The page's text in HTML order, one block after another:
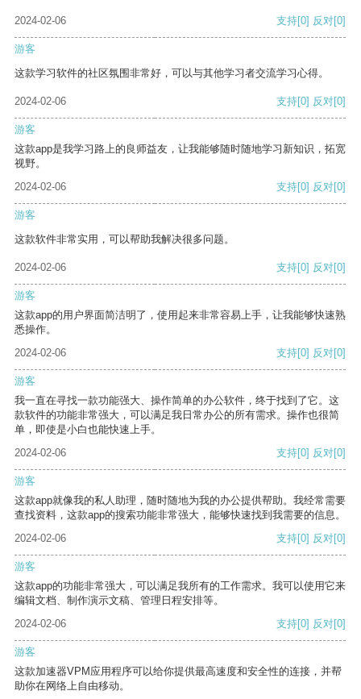
2024-02-06 支持[0] 反对[0]
游客
这款学习软件的社区氛围非常好，可以与其他学习者交流学习心得。
2024-02-06 支持[0] 反对[0]
游客
这款app是我学习路上的良师益友，让我能够随时随地学习新知识，拓宽
视野。
2024-02-06
支持[0] 反对[0]
游客
这款软件非常实用，可以帮助我解决很多问题。
2024-02-06 支持[0] 反对[0]
游客
这款app的用户界面简洁明了，使用起来非常容易上手，让我能够快速熟
悉操作。
2024-02-06
支持[0] 反对[0]
游客
我一直在寻找一款功能强大、操作简单的办公软件，终于找到了它。这
款软件的功能非常强大，可以满足我日常办公的所有需求。操作也很简
单，即使是小白也能快速上手。
2024-02-06
支持[0] 反对[0]
游客
这款app就像我的私人助理，随时随地为我的办公提供帮助。我经常需要
查找资料，这款app的搜索功能非常强大，能够快速找到我需要的信息。
2024-02-06
支持[0] 反对[0]
游客
这款app的功能非常强大，可以满足我所有的工作需求。我可以使用它来
编辑文档、制作演示文稿、管理日程安排等。
2024-02-06
支持[0] 反对[0]
游客
这款加速器VPM应用程序可以给你提供最高速度和安全性的连接，并帮
助你在网络上自由移动。